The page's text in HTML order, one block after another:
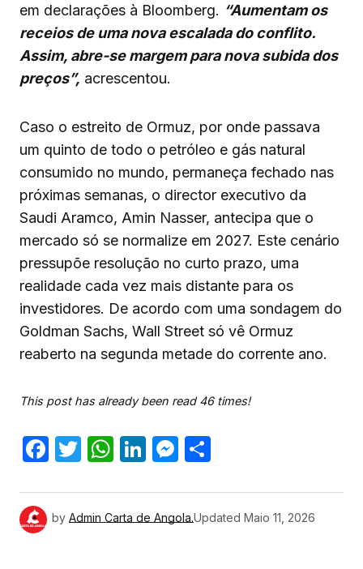
em declarações à Bloomberg. “Aumentam os
receios de uma nova escalada do conflito.
Assim, abre-se margem para nova subida dos
preços”, acrescentou.
Caso o estreito de Ormuz, por onde passava
um quinto de todo o petróleo e gás natural
consumido no mundo, permaneça fechado nas
próximas semanas, o director executivo da
Saudi Aramco, Amin Nasser, antecipa que o
mercado só se normalize em 2027. Este cenário
pressupõe resolução no curto prazo, uma
realidade cada vez mais distante para os
investidores. De acordo com uma sondagem do
Goldman Sachs, Wall Street só vê Ormuz
reaberto na segunda metade do corrente ano.
This post has already been read 46 times!
Facebook
Twitter
WhatsApp
LinkedIn
Messenger
by Admin Carta de Angola.Updated Maio 11, 2026